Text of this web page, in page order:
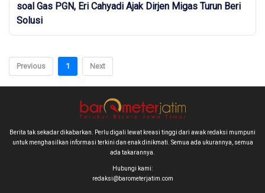
soal Gas PGN, Eri Cahyadi Ajak Dirjen Migas Turun Beri
Solusi
Previous 1 Next
Berita tak sekadar dikabarkan. Perlu digali lewat kreasi tinggi dari awak redaksi mumpuni
untuk menghasilkan informasi terkini dan enak dinikmati. Semua ada ukurannya, semua
ada takarannya.
Hubungi kami:
redaksi@barometerjatim.com